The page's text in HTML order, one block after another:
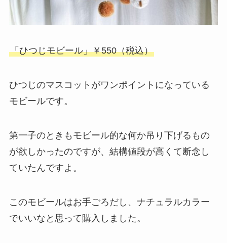
「ひつじモビール」￥550（税込）
ひつじのマスコットがワンポイントになっている
モビールです。
第一子のときもモビール的な何か吊り下げるもの
が欲しかったのですが、結構値段が高くて断念し
ていたんですよ。
このモビールはお手ごろだし、ナチュラルカラー
でいいなと思って購入しました。